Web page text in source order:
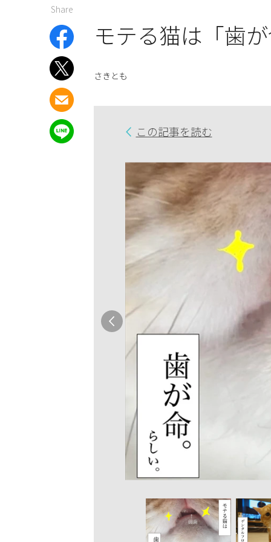
Share
モテる猫は「歯
さきとも
この記事を読む